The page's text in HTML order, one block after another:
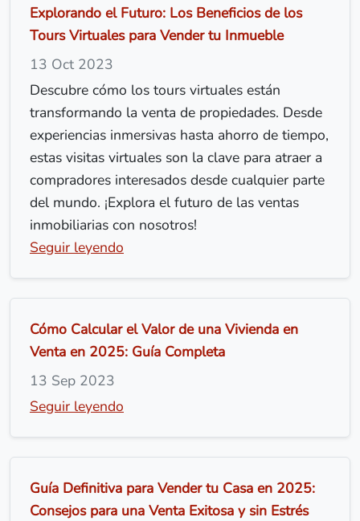
Explorando el Futuro: Los Beneficios de los
Tours Virtuales para Vender tu Inmueble
13 Oct 2023
Descubre cómo los tours virtuales están
transformando la venta de propiedades. Desde
experiencias inmersivas hasta ahorro de tiempo,
estas visitas virtuales son la clave para atraer a
compradores interesados desde cualquier parte
del mundo. ¡Explora el futuro de las ventas
inmobiliarias con nosotros!
Seguir leyendo
Cómo Calcular el Valor de una Vivienda en
Venta en 2025: Guía Completa
13 Sep 2023
Seguir leyendo
Guía Definitiva para Vender tu Casa en 2025:
Consejos para una Venta Exitosa y sin Estrés